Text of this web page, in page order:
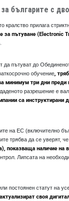
българите с
кралство прилага
за пътуване (Electronic
да пътуват до
обучение,
минимум три дни
разрешение е
са инструктирани
на ЕС (включително
трябва да се уверят,
показваща наличие на
Липсата на
постоянен статут на
актуализират своя